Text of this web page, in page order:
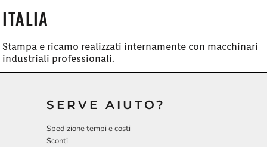
ITALIA
Stampa e ricamo realizzati internamente con macchinari
industriali professionali.
SERVE AIUTO?
Spedizione tempi e costi
Sconti